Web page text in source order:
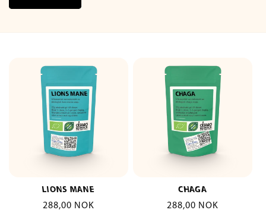
LIONS MANE
Vanlig
288,00 NOK
CHAGA
Vanlig
288,00 NOK